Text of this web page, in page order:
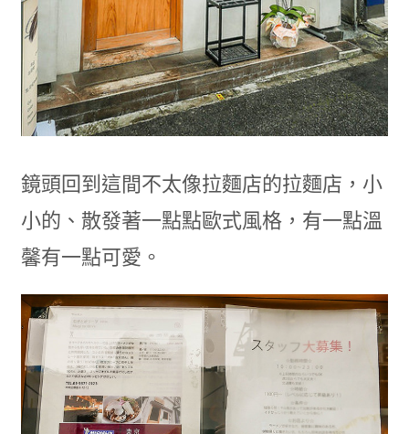
鏡頭回到這間不太像拉麵店的拉麵店，小
小的、散發著一點點歐式風格，有一點溫
馨有一點可愛。